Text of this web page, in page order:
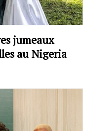
jumeaux
au Nigeria